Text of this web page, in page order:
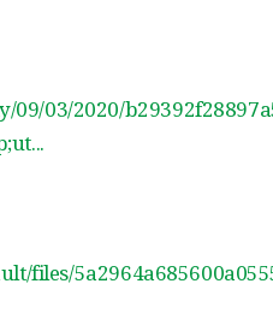
03/2020/
files/